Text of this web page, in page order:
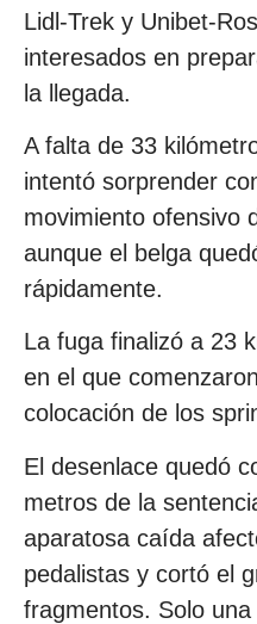
Lidl-Trek y Unibet-
interesados en
la llegada.
A falta de 33
intentó sorprender
movimiento ofensivo
aunque el belga
rápidamente.
La fuga finalizó a 23
en el que
colocación de los
El desenlace quedó
metros de la
aparatosa caída
pedalistas y cortó el
fragmentos. Solo